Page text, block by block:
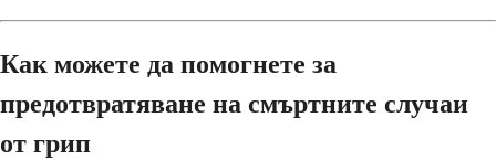
Как можете да помогнете за
предотвратяване на смъртните случаи
от грип